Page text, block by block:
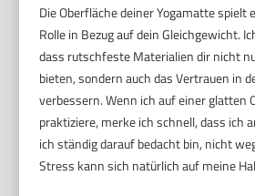
Die Oberfläche deiner Yogamatte spielt
Rolle in Bezug auf dein Gleichgewicht.
dass rutschfeste Materialien dir nicht
bieten, sondern auch das Vertrauen in
verbessern. Wenn ich auf einer glatten
praktiziere, merke ich schnell, dass ich
ich ständig darauf bedacht bin, nicht
Stress kann sich natürlich auf meine